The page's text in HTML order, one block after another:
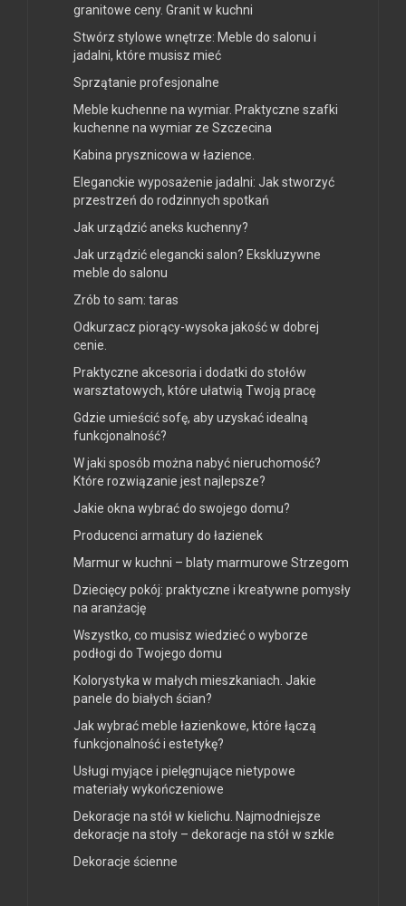
granitowe ceny. Granit w kuchni
Stwórz stylowe wnętrze: Meble do salonu i
jadalni, które musisz mieć
Sprzątanie profesjonalne
Meble kuchenne na wymiar. Praktyczne szafki
kuchenne na wymiar ze Szczecina
Kabina prysznicowa w łazience.
Eleganckie wyposażenie jadalni: Jak stworzyć
przestrzeń do rodzinnych spotkań
Jak urządzić aneks kuchenny?
Jak urządzić elegancki salon? Ekskluzywne
meble do salonu
Zrób to sam: taras
Odkurzacz piorący-wysoka jakość w dobrej
cenie.
Praktyczne akcesoria i dodatki do stołów
warsztatowych, które ułatwią Twoją pracę
Gdzie umieścić sofę, aby uzyskać idealną
funkcjonalność?
W jaki sposób można nabyć nieruchomość?
Które rozwiązanie jest najlepsze?
Jakie okna wybrać do swojego domu?
Producenci armatury do łazienek
Marmur w kuchni – blaty marmurowe Strzegom
Dziecięcy pokój: praktyczne i kreatywne pomysły
na aranżację
Wszystko, co musisz wiedzieć o wyborze
podłogi do Twojego domu
Kolorystyka w małych mieszkaniach. Jakie
panele do białych ścian?
Jak wybrać meble łazienkowe, które łączą
funkcjonalność i estetykę?
Usługi myjące i pielęgnujące nietypowe
materiały wykończeniowe
Dekoracje na stół w kielichu. Najmodniejsze
dekoracje na stoły – dekoracje na stół w szkle
Dekoracje ścienne